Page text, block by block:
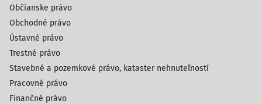
Občianske právo
Obchodné právo
Ústavné právo
Trestné právo
Stavebné a pozemkové právo, kataster nehnuteľností
Pracovné právo
Finančné právo